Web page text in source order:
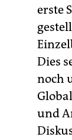
erste
Dies
noch
und